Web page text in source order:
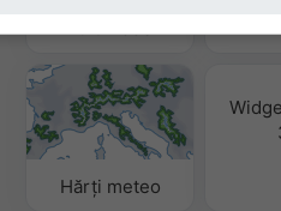
Hărți meteo